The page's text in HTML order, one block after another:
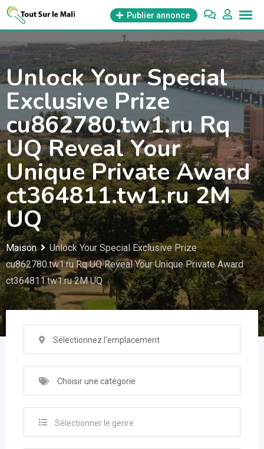
Aller
contenu
Publier annonce
Unlock Your Special
Exclusive Prize
cu862780.tw1.ru Rq
UQ Reveal Your
Unique Private Award
ct364811.tw1.ru 2M
UQ
Maison
Unlock Your Special Exclusive Prize
cu862780.tw1.ru Rq UQ Reveal Your Unique Private Award
ct364811.tw1.ru 2M UQ
Sélectionnez l'emplacement
Choisir une catégorie
Sélectionner le genre